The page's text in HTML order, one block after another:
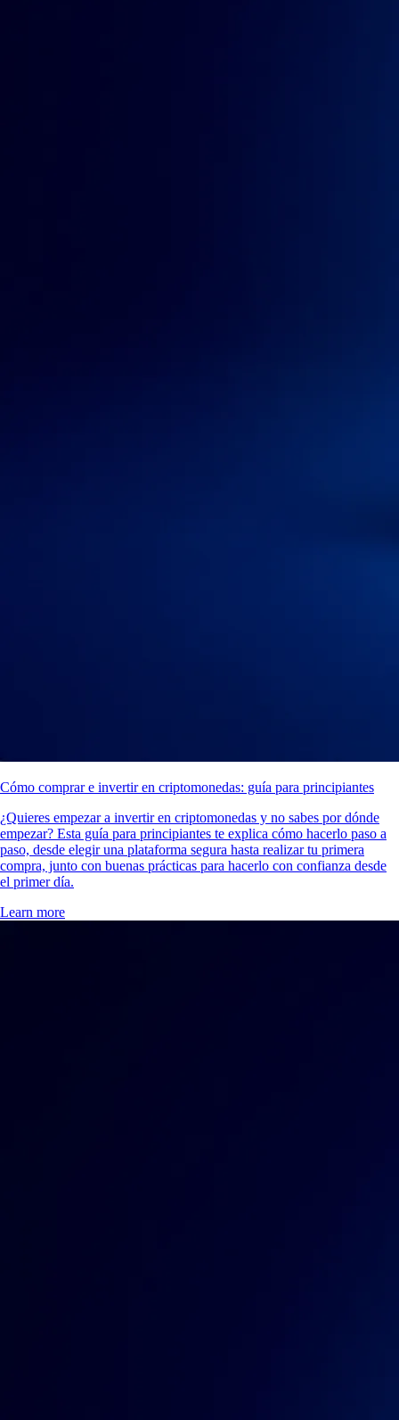
Cómo comprar e invertir en criptomonedas: guía para principiantes
¿Quieres empezar a invertir en criptomonedas y no sabes por dónde
empezar? Esta guía para principiantes te explica cómo hacerlo paso a
paso, desde elegir una plataforma segura hasta realizar tu primera
compra, junto con buenas prácticas para hacerlo con confianza desde
el primer día.
Learn more